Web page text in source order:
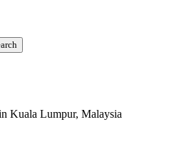
Kuala Lumpur, Malaysia